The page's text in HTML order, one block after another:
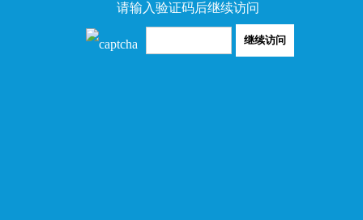
请输入验证码后继续访问
继续访问